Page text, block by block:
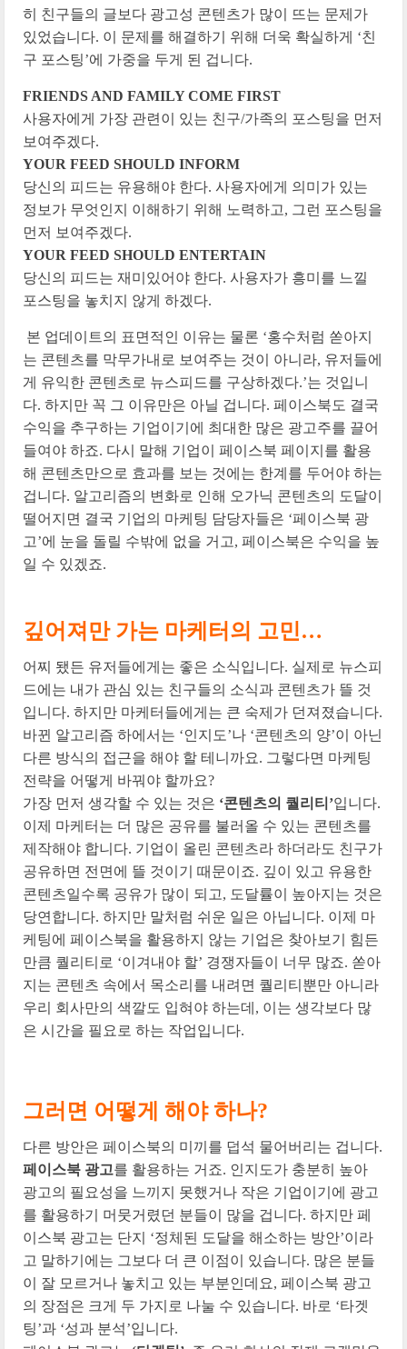
히 친구들의 글보다 광고성 콘텐츠가 많이 뜨는 문제가
있었습니다. 이 문제를 해결하기 위해 더욱 확실하게 ‘친
구 포스팅’에 가중을 두게 된 겁니다.
FRIENDS AND FAMILY COME FIRST
사용자에게 가장 관련이 있는 친구/가족의 포스팅을 먼저
보여주겠다.
YOUR FEED SHOULD INFORM
당신의 피드는 유용해야 한다. 사용자에게 의미가 있는
정보가 무엇인지 이해하기 위해 노력하고, 그런 포스팅을
먼저 보여주겠다.
YOUR FEED SHOULD ENTERTAIN
당신의 피드는 재미있어야 한다. 사용자가 흥미를 느낄
포스팅을 놓치지 않게 하겠다.
본 업데이트의 표면적인 이유는 물론 ‘홍수처럼 쏟아지
는 콘텐츠를 막무가내로 보여주는 것이 아니라, 유저들에
게 유익한 콘텐츠로 뉴스피드를 구상하겠다.’는 것입니
다. 하지만 꼭 그 이유만은 아닐 겁니다. 페이스북도 결국
수익을 추구하는 기업이기에 최대한 많은 광고주를 끌어
들여야 하죠. 다시 말해 기업이 페이스북 페이지를 활용
해 콘텐츠만으로 효과를 보는 것에는 한계를 두어야 하는
겁니다. 알고리즘의 변화로 인해 오가닉 콘텐츠의 도달이
떨어지면 결국 기업의 마케팅 담당자들은 ‘페이스북 광
고’에 눈을 돌릴 수밖에 없을 거고, 페이스북은 수익을 높
일 수 있겠죠.
깊어져만 가는 마케터의 고민…
어찌 됐든 유저들에게는 좋은 소식입니다. 실제로 뉴스피
드에는 내가 관심 있는 친구들의 소식과 콘텐츠가 뜰 것
입니다. 하지만 마케터들에게는 큰 숙제가 던져졌습니다.
바뀐 알고리즘 하에서는 ‘인지도’나 ‘콘텐츠의 양’이 아닌
다른 방식의 접근을 해야 할 테니까요. 그렇다면 마케팅
전략을 어떻게 바꿔야 할까요?
가장 먼저 생각할 수 있는 것은 ‘콘텐츠의 퀄리티’입니다.
이제 마케터는 더 많은 공유를 불러올 수 있는 콘텐츠를
제작해야 합니다. 기업이 올린 콘텐츠라 하더라도 친구가
공유하면 전면에 뜰 것이기 때문이죠. 깊이 있고 유용한
콘텐츠일수록 공유가 많이 되고, 도달률이 높아지는 것은
당연합니다. 하지만 말처럼 쉬운 일은 아닙니다. 이제 마
케팅에 페이스북을 활용하지 않는 기업은 찾아보기 힘든
만큼 퀄리티로 ‘이겨내야 할’ 경쟁자들이 너무 많죠. 쏟아
지는 콘텐츠 속에서 목소리를 내려면 퀄리티뿐만 아니라
우리 회사만의 색깔도 입혀야 하는데, 이는 생각보다 많
은 시간을 필요로 하는 작업입니다.
그러면 어떻게 해야 하나?
다른 방안은 페이스북의 미끼를 덥석 물어버리는 겁니다.
페이스북 광고를 활용하는 거죠. 인지도가 충분히 높아
광고의 필요성을 느끼지 못했거나 작은 기업이기에 광고
를 활용하기 머뭇거렸던 분들이 많을 겁니다. 하지만 페
이스북 광고는 단지 ‘정체된 도달을 해소하는 방안’이라
고 말하기에는 그보다 더 큰 이점이 있습니다. 많은 분들
이 잘 모르거나 놓치고 있는 부분인데요, 페이스북 광고
의 장점은 크게 두 가지로 나눌 수 있습니다. 바로 ‘타겟
팅’과 ‘성과 분석’입니다.